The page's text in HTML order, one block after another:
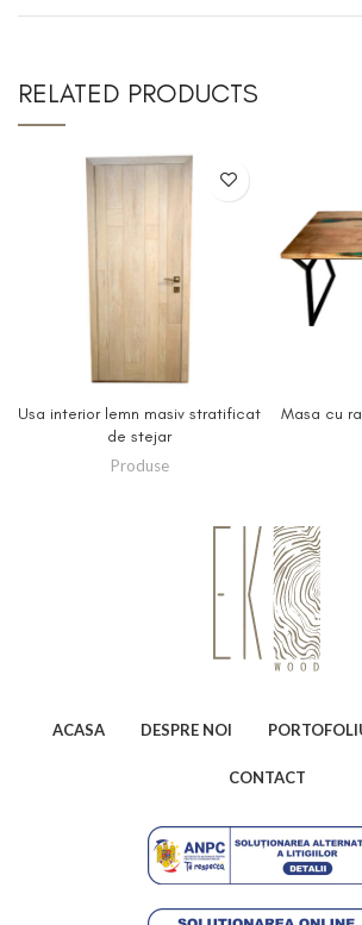
RELATED PRODUCTS
Usa interior lemn masiv stratificat
de stejar
Produse
Masa cu
ACASA DESPRE NOI
CONTACT